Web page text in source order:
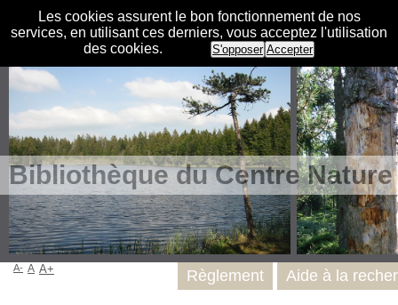
Les cookies assurent le bon fonctionnement de nos
services, en utilisant ces derniers, vous acceptez l'utilisation
des cookies.
S'opposer Accepter
Bibliothèque du Centre
Règlement Aide à la
A- A A+